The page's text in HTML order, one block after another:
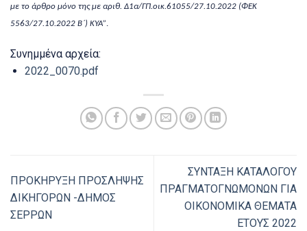
με το άρθρο μόνο της με αριθ. Δ1α/ΓΠ.οικ.61055/27.10.2022 (ΦΕΚ
5563/27.10.2022 Β΄) ΚΥΑ”.
Συνημμένα αρχεία:
2022_0070.pdf
ΠΡΟΚΗΡΥΞΗ ΠΡΟΣΛΗΨΗΣ
ΔΙΚΗΓΟΡΩΝ -ΔΗΜΟΣ
ΣΕΡΡΩΝ
ΣΥΝΤΑΞΗ ΚΑΤΑΛΟΓΟΥ
ΠΡΑΓΜΑΤΟΓΝΩΜΟΝΩΝ ΓΙΑ
ΟΙΚΟΝΟΜΙΚΑ ΘΕΜΑΤΑ
ΕΤΟΥΣ 2022